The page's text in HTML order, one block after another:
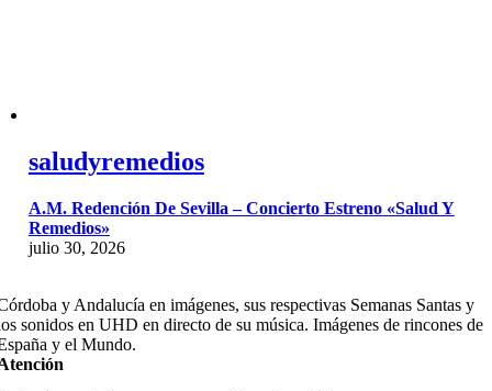
saludyremedios
A.M. Redención De Sevilla – Concierto Estreno «Salud Y
Remedios»
julio 30, 2026
y Andalucía en imágenes, sus respectivas Semanas Santas y
sonidos en UHD en directo de su música. Imágenes de rincones de
y el Mundo.